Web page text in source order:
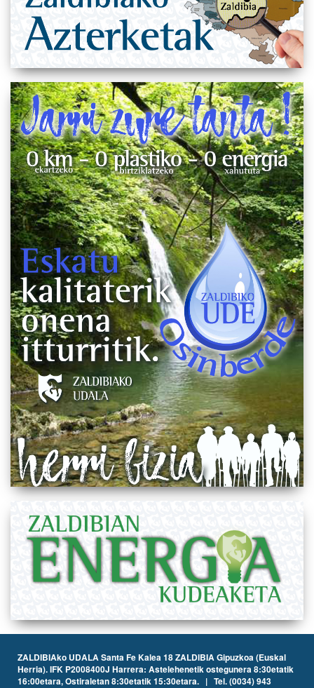
ZALDIBIAko UDALA Santa Fe Kalea 18 ZALDIBIA Gipuzkoa (Euskal
Herria). IFK P2008400J Harrera: Astelehenetik ostegunera 8:30etatik
16:00etara, Ostiraletan 8:30etatik 15:30etara. | Tel. (0034) 943